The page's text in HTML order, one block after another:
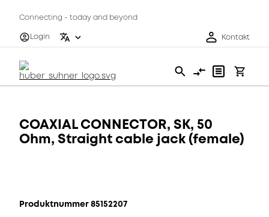
Connecting - today and beyond
Login
Kontakt
COAXIAL CONNECTOR, SK, 50
Ohm, Straight cable jack (female)
Produktnummer 85152207